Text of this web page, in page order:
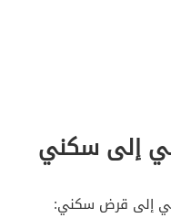
إلى سكني
إلى قرض سكني: